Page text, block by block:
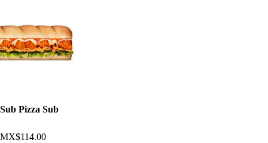
Sub Pizza Sub
MX$114.00